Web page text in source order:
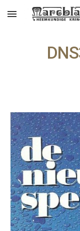
Skip to main content